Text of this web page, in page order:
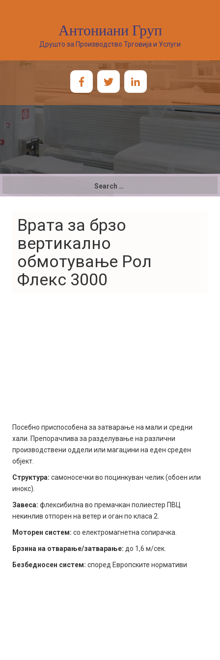
Антониани Груп
Друшто за Производство Трговија и Услуги
Врата за брзо
вертикално
обмотување Рол
Флекс 3000
Посебно приспособена за затварање на мали и средни
хали. Препорачлива за разделување на различни
производствени оддели или магацини на еден среден
објект.
Структура: самоносечки во поцинкуван челик (обоен или
инокс).
Завеса: флексибилна во премачкан полиестер ПВЦ
некинлив отпорен на ветер и оган по класа 2.
Моторен систем: со електромагнетна сопирачка.
Брзина на отварање/затварање: до 1,6 м/сек.
Безбедносен систем: според Европските нормативи